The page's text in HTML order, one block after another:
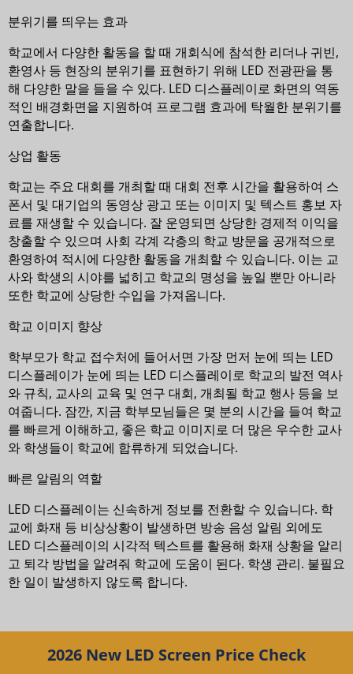
분위기를 띄우는 효과
학교에서 다양한 활동을 할 때 개회식에 참석한 리더나 귀빈,
환영사 등 현장의 분위기를 표현하기 위해 LED 전광판을 통
해 다양한 말을 들을 수 있다. LED 디스플레이로 화면의 역동
적인 배경화면을 지원하여 프로그램 효과에 탁월한 분위기를
연출합니다.
상업 활동
학교는 주요 대회를 개최할 때 대회 전후 시간을 활용하여 스
폰서 및 대기업의 동영상 광고 또는 이미지 및 텍스트 홍보 자
료를 재생할 수 있습니다. 잘 운영되면 상당한 경제적 이익을
창출할 수 있으며 사회 각계 각층의 학교 방문을 공개적으로
환영하여 적시에 다양한 활동을 개최할 수 있습니다. 이는 교
사와 학생의 시야를 넓히고 학교의 명성을 높일 뿐만 아니라
또한 학교에 상당한 수입을 가져옵니다.
학교 이미지 향상
학부모가 학교 접수처에 들어서면 가장 먼저 눈에 띄는 LED
디스플레이가 눈에 띄는 LED 디스플레이로 학교의 발전 역사
와 규칙, 교사의 교육 및 연구 대회, 개최될 학교 행사 등을 보
여줍니다. 잠깐, 지금 학부모님들은 몇 분의 시간을 들여 학교
를 빠르게 이해하고, 좋은 학교 이미지로 더 많은 우수한 교사
와 학생들이 학교에 합류하게 되었습니다.
빠른 알림의 역할
LED 디스플레이는 신속하게 정보를 전환할 수 있습니다. 학
교에 화재 등 비상상황이 발생하면 방송 음성 알림 외에도
LED 디스플레이의 시각적 텍스트를 활용해 화재 상황을 알리
고 퇴각 방법을 알려줘 학교에 도움이 된다. 학생 관리. 불필요
한 일이 발생하지 않도록 합니다.
2026 New LED Screen Price Check